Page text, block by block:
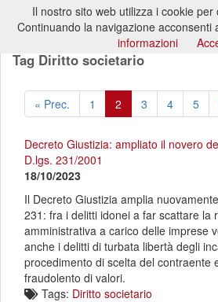
Tag Diritto societario
« Prec. 1 2 3 4 5
Decreto Giustizia: ampliato il novero
D.lgs. 231/2001
18/10/2023
Il Decreto Giustizia amplia
231: fra i delitti idonei a far scattare la
amministrativa a carico delle imprese
anche i delitti di turbata libertà degli
procedimento di scelta del contraente
fraudolento di valori.
Tags: Diritto societario
Il nostro sito web utilizza i cookie per
Continuando la navigazione acconsenti
informazioni